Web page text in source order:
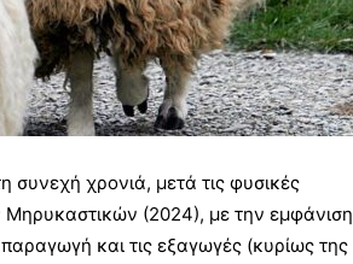
συνεχή χρονιά, μετά τις φυσικές
(2024), με την εμφάνιση
και τις εξαγωγές (κυρίως της